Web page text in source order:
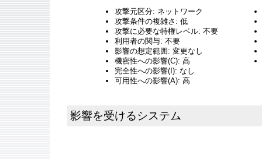
攻撃元区分: ネットワーク
攻撃条件の複雑さ: 低
攻撃に必要な特権レベル: 不要
利用者の関与: 不要
影響の想定範囲: 変更なし
機密性への影響(C): 高
完全性への影響(I): なし
可用性への影響(A): 高
影響を受けるシステム